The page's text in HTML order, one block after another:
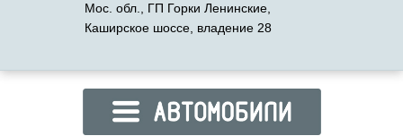
Мос. обл., ГП Горки Ленинские,
Каширское шоссе, владение 28